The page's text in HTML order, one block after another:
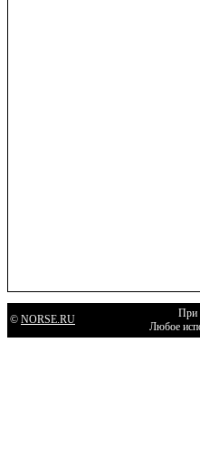
© NORSE.RU
При
Любое